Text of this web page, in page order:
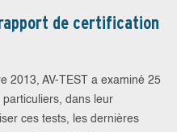
de certification
2013, AV-TEST a examiné 25
dans leur
ces tests, les dernières